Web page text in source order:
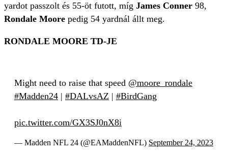
yardot passzolt és 55-öt futott, míg James Conner 98,
Rondale Moore pedig 54 yardnál állt meg.
RONDALE MOORE TD-JE
Might need to raise that speed @moore_rondale
#Madden24 | #DALvsAZ | #BirdGang
pic.twitter.com/GX3SJ0nX8i
— Madden NFL 24 (@EAMaddenNFL) September 24, 2023